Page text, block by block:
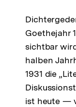
Goethejahr
sichtbar
halben
1931 die
ist heute —